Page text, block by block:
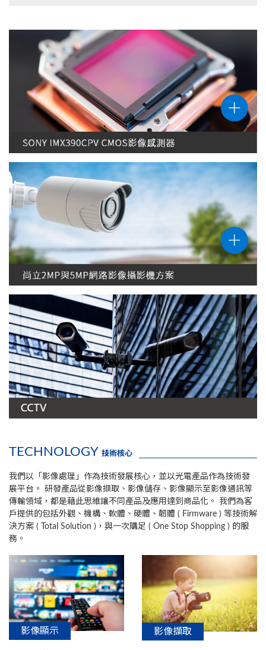
TECHNOLOGY 技術核心
我們以「影像處理」作為技術發展核心，並以光電產品作為技術發
展平台。
研發產品從影像擷取、影像儲存、影像顯示至影像通訊等
傳輸領域，都是藉此思維讓不同產品及應用達到商品化。
我們為客
戶提供的包括外觀、機構、軟體、硬體、韌體 ( Firmware ) 等技術解
決方案 ( Total Solution )，與一次購足 ( One Stop Shopping ) 的服
務。
影像顯示 影像擷取